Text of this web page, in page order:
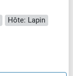
Hôte: Lapin